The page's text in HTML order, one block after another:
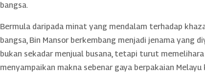
bangsa.
Bermula daripada minat yang mendalam terhadap
bangsa, Bin Mansor berkembang menjadi jenama yang
bukan sekadar menjual busana, tetapi turut memelihara
menyampaikan makna sebenar gaya berpakaian Melayu